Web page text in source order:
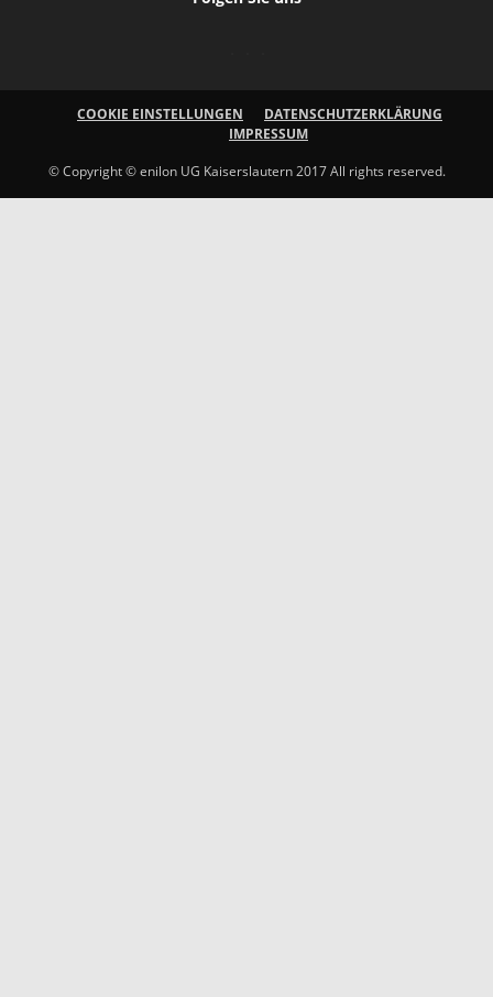
COOKIE EINSTELLUNGEN
DATENSCHUTZERKLÄRUNG
IMPRESSUM
© Copyright © enilon UG Kaiserslautern 2017 All rights reserved.